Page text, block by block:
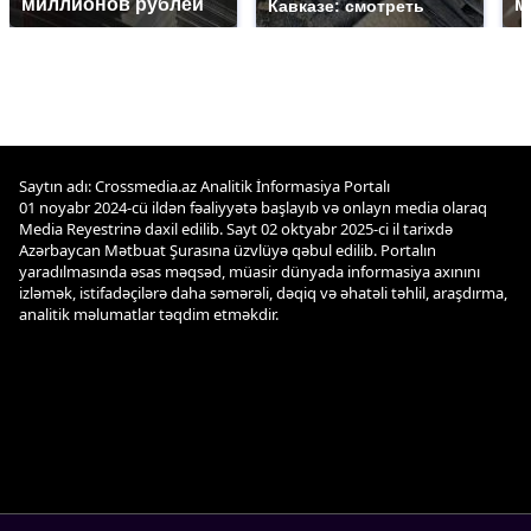
миллионов рублей
Кавказе: смотреть
Saytın adı: Crossmedia.az Analitik İnformasiya Portalı
01 noyabr 2024-cü ildən fəaliyyətə başlayıb və onlayn media olaraq
Media Reyestrinə daxil edilib. Sayt 02 oktyabr 2025-ci il tarixdə
Azərbaycan Mətbuat Şurasına üzvlüyə qəbul edilib. Portalın
yaradılmasında əsas məqsəd, müasir dünyada informasiya axınını
izləmək, istifadəçilərə daha səmərəli, dəqiq və əhatəli təhlil, araşdırma,
analitik məlumatlar təqdim etməkdir.